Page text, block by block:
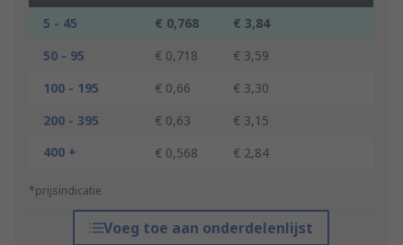
5 - 45 € 0,768
€ 3,84
50 - 95
€ 0,718
€ 3,59
100 - 195
€ 0,66
€ 3,30
200 - 395
€ 0,63
€ 3,15
400 +
€ 0,568 € 2,84
*prijsindicatie
Voeg toe aan onderdelenlijst